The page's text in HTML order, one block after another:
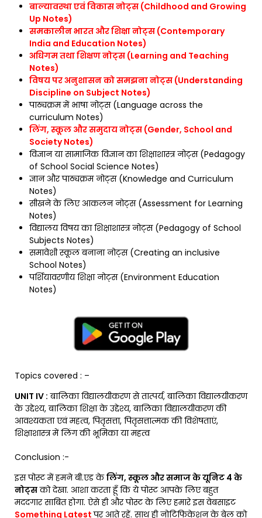
बाल्यावस्था एवं विकास नोट्स (Childhood and Growing
Up Notes)
समकालीन भारत और शिक्षा नोट्स (Contemporary
India and Education Notes)
अधिगम तथा शिक्षण नोट्स (Learning and Teaching
Notes)
विषय पर अनुशासन को समझना नोट्स (Understanding
Discipline on Subject Notes)
पाठ्यक्रम में भाषा नोट्स (Language across the
curriculum Notes)
लिंग, स्कूल और समुदाय नोट्स (Gender, School and
Society Notes)
विज्ञान या सामाजिक विज्ञान का शिक्षाशास्त्र नोट्स (Pedagogy
of School Social Science Notes)
ज्ञान और पाठ्यक्रम नोट्स (Knowledge and Curriculum
Notes)
सीखने के लिए आकलन नोट्स (Assessment for Learning
Notes)
विद्यालय विषय का शिक्षाशास्त्र नोट्स (Pedagogy of School
Subjects Notes)
समावेशी स्कूल बनाना नोट्स (Creating an inclusive
School Notes)
पर्शियावरणीय शिक्षा नोट्स (Environment Education
Notes)
Topics covered : –
UNIT IV : बालिका विद्यालयीकरण से तात्पर्य, बालिका विद्यालयीकरण
के उद्देश्य, बालिका शिक्षा के उद्देश्य, बालिका विद्यालयीकरण की
आवश्यकता एवं महत्व, पितृसत्ता, पितृसत्तात्मक की विशेषताएं,
शिक्षाशास्त्र में लिंग की भूमिका या महत्व
Conclusion :-
इस पोस्ट में हमने बी.एड केलिंग, स्कूल और समाज के यूनिट 4 के
नोट्सको देखा. आशा करता हूँ कि ये पोस्ट आपके लिए बहुत
मददगार साबित होगा. ऐसे ही और पोस्ट के लिए हमारे इस वेबसाइट
Something Latestपर आते रहें. साथ ही नोटिफिकेशन के बेल को